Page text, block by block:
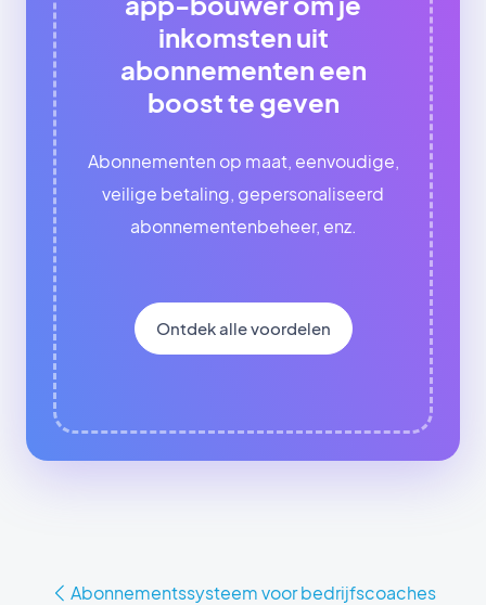
inkomsten uit
abonnementen een
boost te geven
Abonnementen op maat, eenvoudige,
veilige betaling, gepersonaliseerd
abonnementenbeheer, enz.
Ontdek alle voordelen
Abonnementssysteem voor bedrijfscoaches